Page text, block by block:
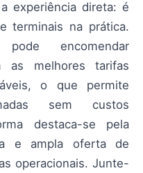
experiência direta: é
terminais na prática.
encomendar
as melhores tarifas
o que permite
sem custos
destaca-se pela
e ampla oferta de
operacionais. Junte-